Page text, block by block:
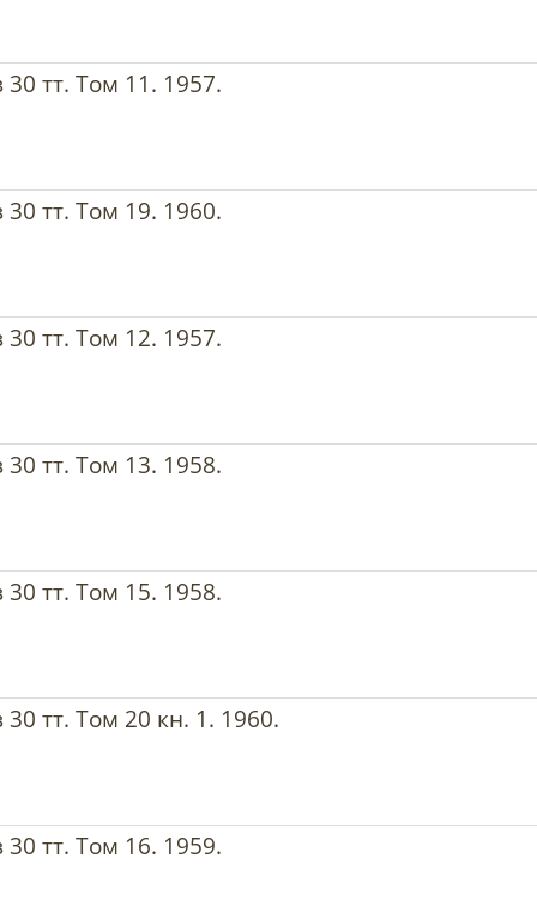
тт. Том 11. 1957.
тт. Том 19. 1960.
тт. Том 12. 1957.
тт. Том 13. 1958.
тт. Том 15. 1958.
тт. Том 20 кн. 1. 1960.
тт. Том 16. 1959.